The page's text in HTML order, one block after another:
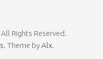
Rights Reserved.
. Theme byAlx.